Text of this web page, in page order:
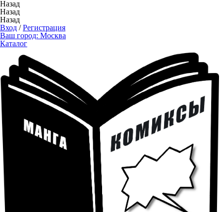
Назад
Назад
Назад
Вход /Регистрация
Ваш город: Москва
Каталог